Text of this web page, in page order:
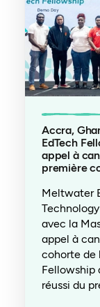
Accra,
EdTech
appel à
première
Meltwater
avec la
appel à
cohorte de
Fellowship
réussi du